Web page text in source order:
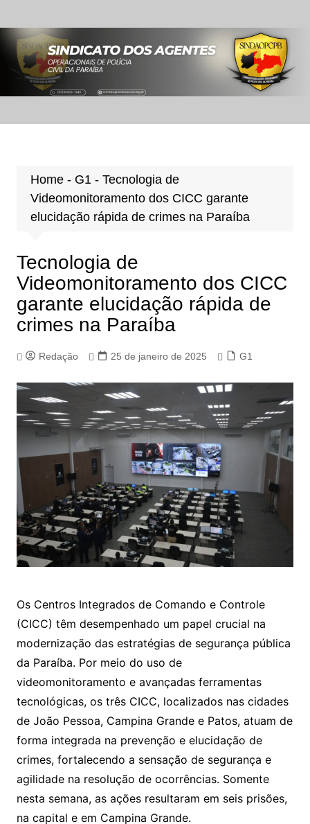
para
conteúdo
Home- G1 - Tecnologia de
Videomonitoramento dos CICC garante
elucidação rápida de crimes na Paraíba
Tecnologia de
Videomonitoramento dos CICC
garante elucidação rápida de
crimes na Paraíba
Redação 25 de janeiro de 2025 G1
Os Centros Integrados de Comando e Controle
(CICC) têm desempenhado um papel crucial na
modernização das estratégias de segurança pública
da Paraíba. Por meio do uso de
videomonitoramento e avançadas ferramentas
tecnológicas, os três CICC, localizados nas cidades
de João Pessoa, Campina Grande e Patos, atuam de
forma integrada na prevenção e elucidação de
crimes, fortalecendo a sensação de segurança e
agilidade na resolução de ocorrências. Somente
nesta semana, as ações resultaram em seis prisões,
na capital e em Campina Grande.